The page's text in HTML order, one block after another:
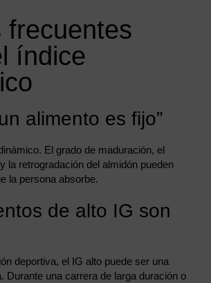
frecuentes
índice
alimento es fijo”
El grado de maduración, el
la retrogradación del almidón pueden
la persona absorbe.
de alto IG son
deportiva, el IG alto puede ser una
Durante una carrera de larga duración o